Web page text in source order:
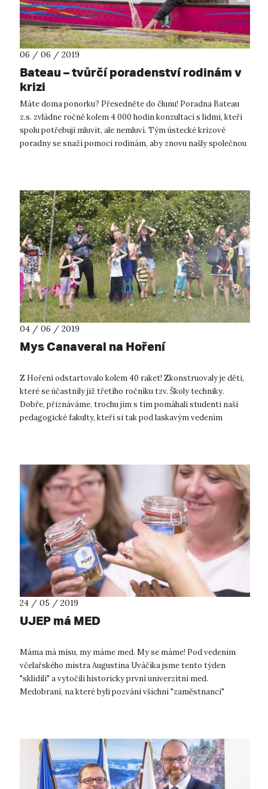
06 / 06 / 2019
Bateau – tvůrčí poradenství rodinám v
krizi
Máte doma ponorku? Přesedněte do člunu! Poradna Bateau
z.s. zvládne ročně kolem 4 000 hodin konzultací s lidmi, kteří
spolu potřebují mluvit, ale nemluví. Tým ústecké krizové
poradny se snaží pomoci rodinám, aby znovu našly společnou
04 / 06 / 2019
Mys Canaveral na Hoření
Z Hoření odstartovalo kolem 40 raket! Zkonstruovaly je děti,
které se účastnily již třetího ročníku tzv. Školy techniky.
Dobře, přiznáváme, trochu jim s tím pomáhali studenti naší
pedagogické fakulty, kteří si tak pod laskavým vedením
24 / 05 / 2019
UJEP má MED
Máma má mísu, my máme med. My se máme! Pod vedením
včelařského mistra Augustina Uváčika jsme tento týden
"sklidili" a vytočili historicky první univerzitní med.
Medobraní, na které byli pozváni všichni "zaměstnanci"